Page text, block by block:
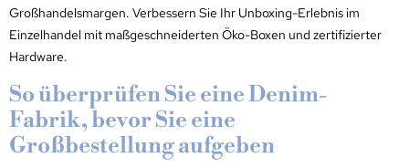
Großhandelsmargen. Verbessern Sie Ihr Unboxing-Erlebnis im
Einzelhandel mit maßgeschneiderten Öko-Boxen und zertifizierter
Hardware.
So überprüfen Sie eine Denim-
Fabrik, bevor Sie eine
Großbestellung aufgeben